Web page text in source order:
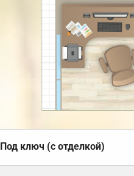
Под ключ (с отделкой)